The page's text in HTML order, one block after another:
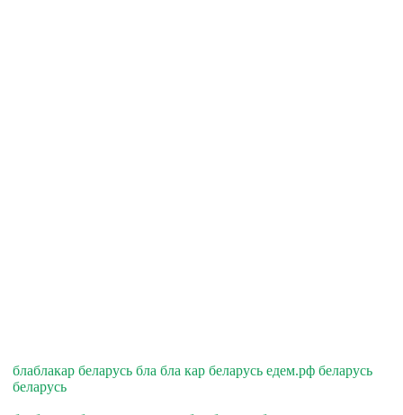
блаблакар беларусь бла бла кар беларусь едем.рф беларусь
беларусь